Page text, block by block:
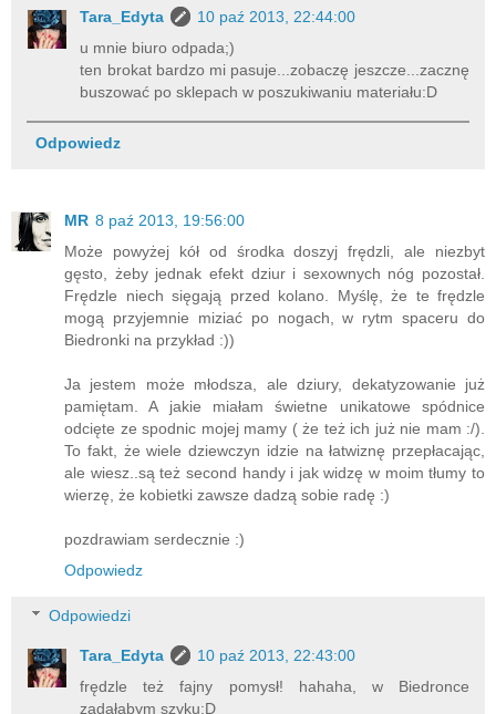
Tara_Edyta
10 paź 2013, 22:44:00
u mnie biuro odpada;)
ten brokat bardzo mi pasuje...zobaczę jeszcze...zacznę
buszować po sklepach w poszukiwaniu materiału:D
Odpowiedz
MR 8 paź 2013, 19:56:00
Może powyżej kół od środka doszyj frędzli, ale niezbyt
gęsto, żeby jednak efekt dziur i sexownych nóg pozostał.
Frędzle niech sięgają przed kolano. Myślę, że te frędzle
mogą przyjemnie miziać po nogach, w rytm spaceru do
Biedronki na przykład :))
Ja jestem może młodsza, ale dziury, dekatyzowanie już
pamiętam. A jakie miałam świetne unikatowe spódnice
odcięte ze spodnic mojej mamy ( że też ich już nie mam :/).
To fakt, że wiele dziewczyn idzie na łatwiznę przepłacając,
ale wiesz..są też second handy i jak widzę w moim tłumy to
wierzę, że kobietki zawsze dadzą sobie radę :)
pozdrawiam serdecznie :)
Odpowiedz
Odpowiedzi
Tara_Edyta
10 paź 2013, 22:43:00
frędzle też fajny pomysł! hahaha, w Biedronce
zadałabym szyku:D